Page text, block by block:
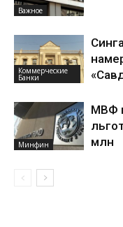
Важное
Коммерческие
Банки
Минфин
МВФ
млн